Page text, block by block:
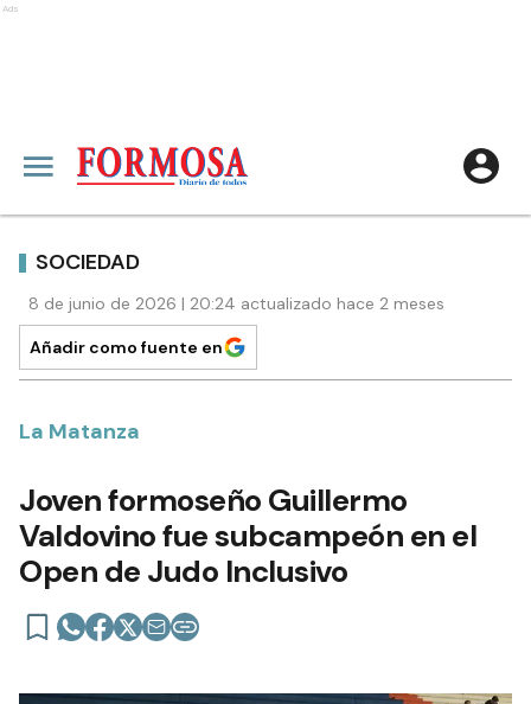
Ads
SOCIEDAD
8 de junio de 2026 | 20:24 actualizado hace 2 meses
Añadir como fuente en
La Matanza
Joven formoseño Guillermo
Valdovino fue subcampeón en el
Open de Judo Inclusivo